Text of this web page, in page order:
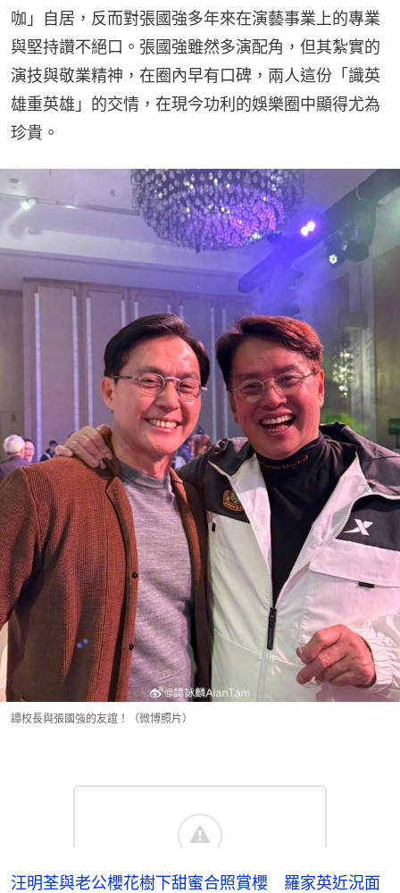
咖」自居，反而對張國強多年來在演藝事業上的專業
與堅持讚不絕口。張國強雖然多演配角，但其紮實的
演技與敬業精神，在圈內早有口碑，兩人這份「識英
雄重英雄」的交情，在現今功利的娛樂圈中顯得尤為
珍貴。
譚校長與張國強的友誼！（微博照片）
汪明荃與老公櫻花樹下甜蜜合照賞櫻 羅家英近況面